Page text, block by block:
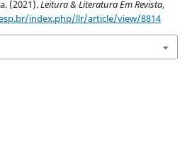
(2021).Leitura & Literatura Em Revista,
index.php/llr/article/view/8814